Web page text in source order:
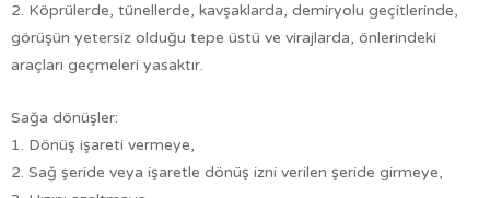
2. Köprülerde, tünellerde, kavşaklarda, demiryolu geçitlerinde,
görüşün yetersiz olduğu tepe üstü ve virajlarda, önlerindeki
araçları geçmeleri yasaktır.
Sağa dönüşler:
1. Dönüş işareti vermeye,
2. Sağ şeride veya işaretle dönüş izni verilen şeride girmeye,